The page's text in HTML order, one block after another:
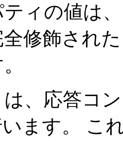
ィの値は
修飾され
、応答コ
ます。
こ